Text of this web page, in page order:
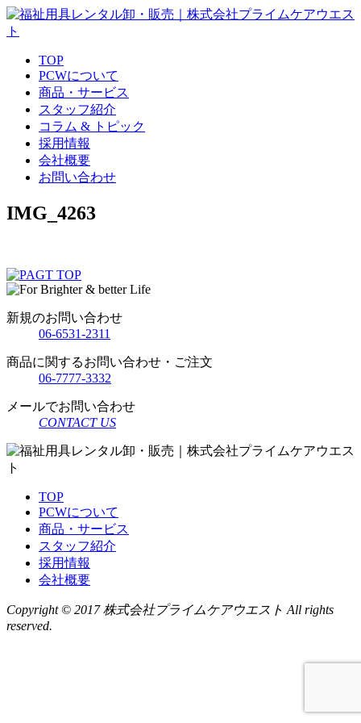
TOP
PCWについて
商品・サービス
スタッフ紹介
コラム & トピック
採用情報
会社概要
お問い合わせ
IMG_4263
新規のお問い合わせ
06-6531-2311
商品に関するお問い合わせ・ご注文
06-7777-3332
メールでお問い合わせ
CONTACT US
TOP
PCWについて
商品・サービス
スタッフ紹介
採用情報
会社概要
Copyright © 2017 株式会社プライムケアウエスト All rights
reserved.